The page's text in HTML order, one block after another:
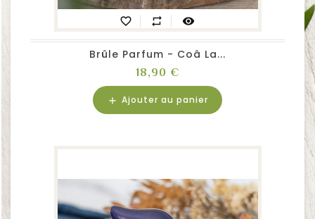
favorite_border repeat visibility
Brûle Parfum - Coâ La...
Prix
18,90 €
add Ajouter au panier